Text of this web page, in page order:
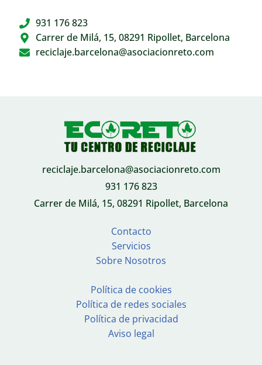
931 176 823
Carrer de Milá, 15, 08291 Ripollet, Barcelona
reciclaje.barcelona@asociacionreto.com
reciclaje.barcelona@asociacionreto.com
931 176 823
Carrer de Milá, 15, 08291 Ripollet, Barcelona
Contacto
Servicios
Sobre Nosotros
Política de cookies
Política de redes sociales
Política de privacidad
Aviso legal